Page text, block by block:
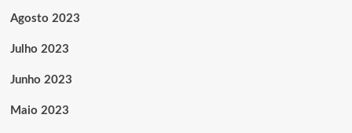
Agosto 2023
Julho 2023
Junho 2023
Maio 2023